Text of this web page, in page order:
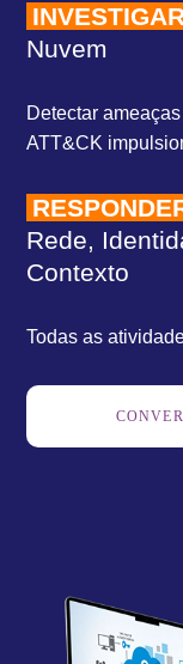
INVESTIGAR
Nuvem
Detectar
ATT&CK
Rede,
Contexto
Todas as